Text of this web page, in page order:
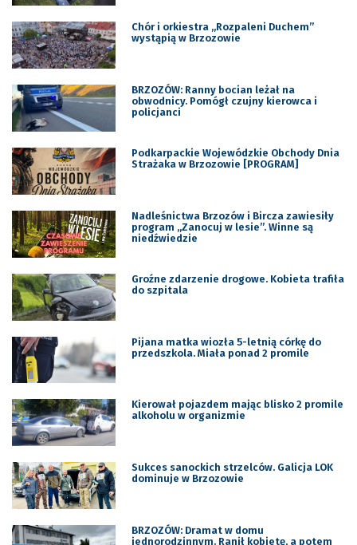
Chór i orkiestra „Rozpaleni Duchem”
wystąpią w Brzozowie
BRZOZÓW: Ranny bocian leżał na
obwodnicy. Pomógł czujny kierowca i
policjanci
Podkarpackie Wojewódzkie Obchody Dnia
Strażaka w Brzozowie [PROGRAM]
Nadleśnictwa Brzozów i Bircza zawiesiły
program „Zanocuj w lesie”. Winne są
niedźwiedzie
Groźne zdarzenie drogowe. Kobieta trafiła
do szpitala
Pijana matka wiozła 5-letnią córkę do
przedszkola. Miała ponad 2 promile
Kierował pojazdem mając blisko 2 promile
alkoholu w organizmie
Sukces sanockich strzelców. Galicja LOK
dominuje w Brzozowie
BRZOZÓW: Dramat w domu
jednorodzinnym. Ranił kobietę, a potem